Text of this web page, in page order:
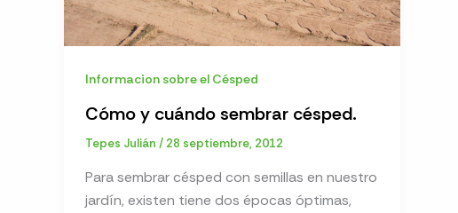
Informacion sobre el Césped
Cómo y cuándo sembrar césped.
Tepes Julián / 28 septiembre, 2012
Para sembrar césped con semillas en nuestro
jardín, existen tiene dos épocas óptimas,